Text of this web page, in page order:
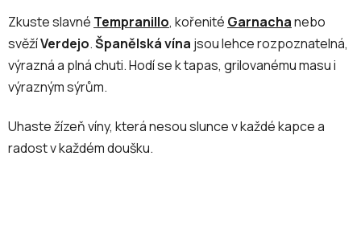
l
á
d
a
p
Zkuste slavné Tempranillo, kořenité Garnachanebo
svěžíVerdejo.Španělská vína jsou lehce rozpoznatelná,
výrazná a plná chuti. Hodí se k tapas, grilovanému masu i
výrazným sýrům.
Uhaste žízeň víny, která nesou slunce v každé kapce a
radost v každém doušku.